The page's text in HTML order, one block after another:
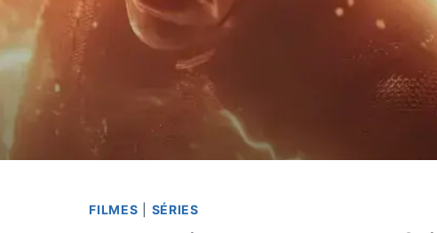
FILMES SÉRIES